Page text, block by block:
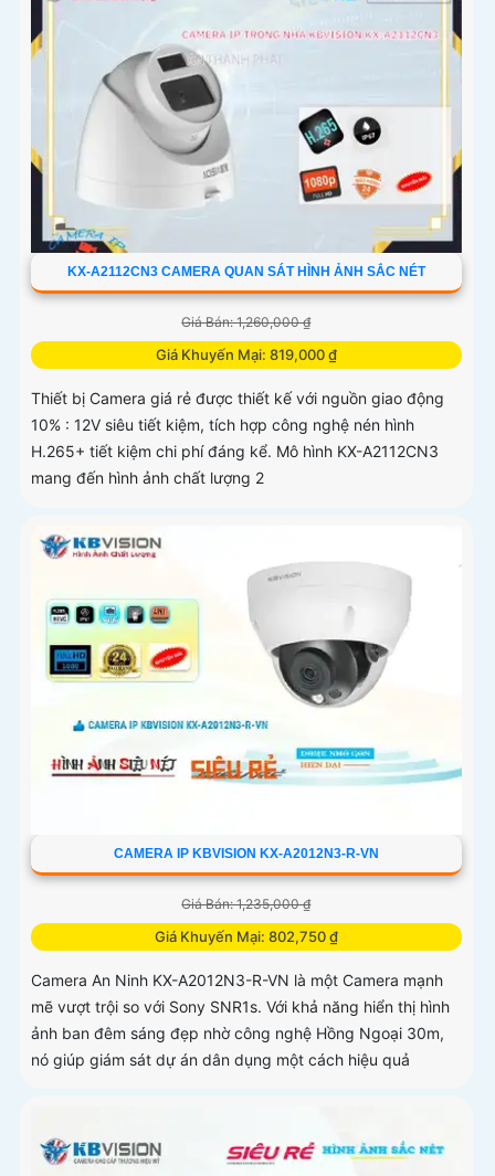
KX-A2112CN3 CAMERA QUAN SÁT HÌNH ẢNH SẮC NÉT
Giá Bán: 1,260,000 ₫
Giá Khuyến Mại: 819,000 ₫
Thiết bị Camera giá rẻ được thiết kế với nguồn giao động
10% : 12V siêu tiết kiệm, tích hợp công nghệ nén hình
H.265+ tiết kiệm chi phí đáng kể. Mô hình KX-A2112CN3
mang đến hình ảnh chất lượng 2
CAMERA IP KBVISION KX-A2012N3-R-VN
Giá Bán: 1,235,000 ₫
Giá Khuyến Mại: 802,750 ₫
Camera An Ninh KX-A2012N3-R-VN là một Camera mạnh
mẽ vượt trội so với Sony SNR1s. Với khả năng hiển thị hình
ảnh ban đêm sáng đẹp nhờ công nghệ Hồng Ngoại 30m,
nó giúp giám sát dự án dân dụng một cách hiệu quả